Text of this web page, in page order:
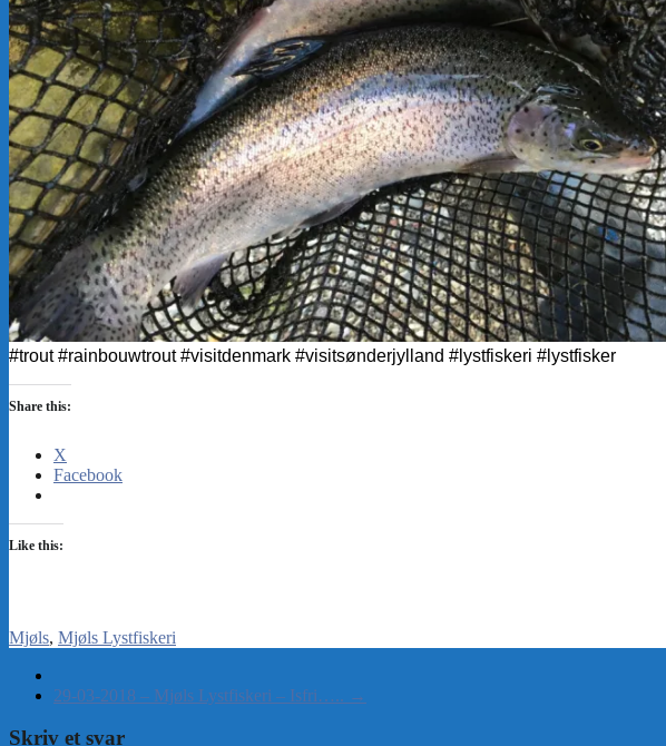
#trout #rainbouwtrout #visitdenmark #visitsønderjylland #lystfiskeri #lystfisker
Share this:
X
Facebook
Like this:
Mjøls Mjøls Lystfiskeri
29-03-2018 – Mjøls Lystfiskeri – Isfri….. →
Skriv et svar